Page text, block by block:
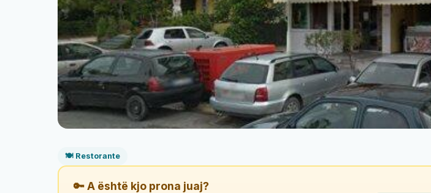
🍽️ Restorante
🔑 A është kjo prona juaj?